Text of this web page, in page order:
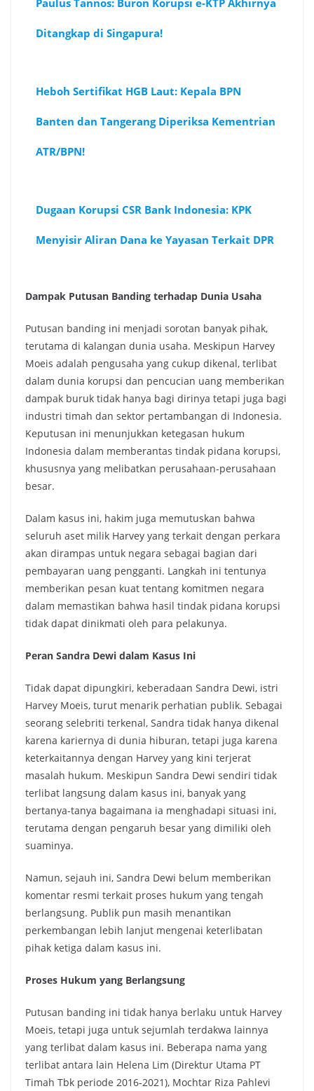
Paulus Tannos: Buron Korupsi e-KTP Akhirnya
Ditangkap di Singapura!
Heboh Sertifikat HGB Laut: Kepala BPN
Banten dan Tangerang Diperiksa Kementrian
ATR/BPN!
Dugaan Korupsi CSR Bank Indonesia: KPK
Menyisir Aliran Dana ke Yayasan Terkait DPR
Dampak Putusan Banding terhadap Dunia Usaha
Putusan banding ini menjadi sorotan banyak pihak,
terutama di kalangan dunia usaha. Meskipun Harvey
Moeis adalah pengusaha yang cukup dikenal, terlibat
dalam dunia korupsi dan pencucian uang memberikan
dampak buruk tidak hanya bagi dirinya tetapi juga bagi
industri timah dan sektor pertambangan di Indonesia.
Keputusan ini menunjukkan ketegasan hukum
Indonesia dalam memberantas tindak pidana korupsi,
khususnya yang melibatkan perusahaan-perusahaan
besar.
Dalam kasus ini, hakim juga memutuskan bahwa
seluruh aset milik Harvey yang terkait dengan perkara
akan dirampas untuk negara sebagai bagian dari
pembayaran uang pengganti. Langkah ini tentunya
memberikan pesan kuat tentang komitmen negara
dalam memastikan bahwa hasil tindak pidana korupsi
tidak dapat dinikmati oleh para pelakunya.
Peran Sandra Dewi dalam Kasus Ini
Tidak dapat dipungkiri, keberadaan Sandra Dewi, istri
Harvey Moeis, turut menarik perhatian publik. Sebagai
seorang selebriti terkenal, Sandra tidak hanya dikenal
karena kariernya di dunia hiburan, tetapi juga karena
keterkaitannya dengan Harvey yang kini terjerat
masalah hukum. Meskipun Sandra Dewi sendiri tidak
terlibat langsung dalam kasus ini, banyak yang
bertanya-tanya bagaimana ia menghadapi situasi ini,
terutama dengan pengaruh besar yang dimiliki oleh
suaminya.
Namun, sejauh ini, Sandra Dewi belum memberikan
komentar resmi terkait proses hukum yang tengah
berlangsung. Publik pun masih menantikan
perkembangan lebih lanjut mengenai keterlibatan
pihak ketiga dalam kasus ini.
Proses Hukum yang Berlangsung
Putusan banding ini tidak hanya berlaku untuk Harvey
Moeis, tetapi juga untuk sejumlah terdakwa lainnya
yang terlibat dalam kasus ini. Beberapa nama yang
terlibat antara lain Helena Lim (Direktur Utama PT
Timah Tbk periode 2016-2021), Mochtar Riza Pahlevi